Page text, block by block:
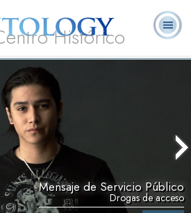
Histórico
Voluntarios
Mensaje de Servicio Público
Drogas de acceso